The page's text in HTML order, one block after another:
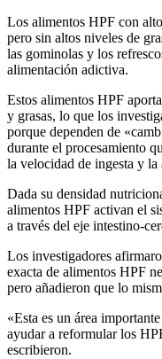
Los alimentos HPF con
pero sin altos niveles de
las gominolas y los
alimentación adictiva.
Estos alimentos HPF
y grasas, lo que los
porque dependen de
durante el procesamiento
la velocidad de ingesta y
Dada su densidad
alimentos HPF activan el
a través del eje intestino-
Los investigadores
exacta de alimentos HPF
pero añadieron que lo
«Esta es un área
ayudar a reformular los
escribieron.